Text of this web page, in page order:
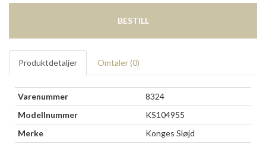
BESTILL
Produktdetaljer Omtaler (0)
Varenummer
8324
Modellnummer
KS104955
Merke
Konges Sløjd